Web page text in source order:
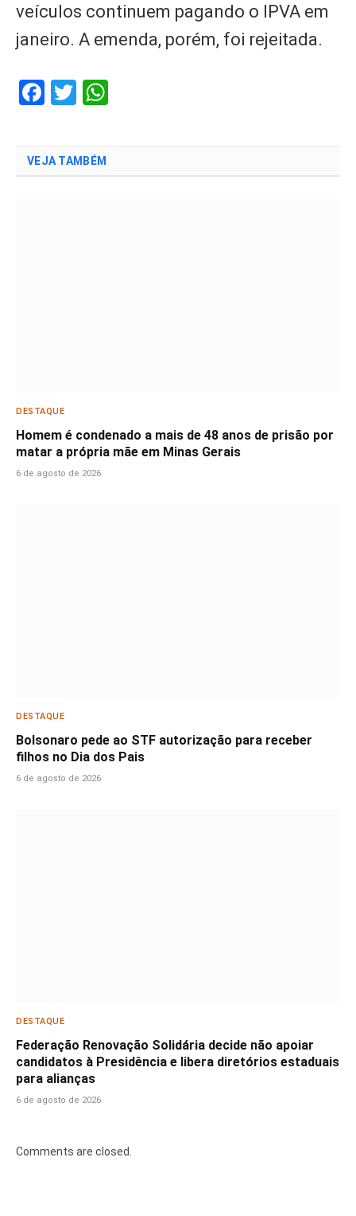
veículos continuem pagando o IPVA em
janeiro. A emenda, porém, foi rejeitada.
Facebook
Twitter
VEJA TAMBÉM
DESTAQUE
Homem é condenado a mais de 48 anos de prisão por
matar a própria mãe em Minas Gerais
6 de agosto de 2026
DESTAQUE
Bolsonaro pede ao STF autorização para receber
filhos no Dia dos Pais
6 de agosto de 2026
DESTAQUE
Federação Renovação Solidária decide não apoiar
candidatos à Presidência e libera diretórios estaduais
para alianças
6 de agosto de 2026
Comments are closed.